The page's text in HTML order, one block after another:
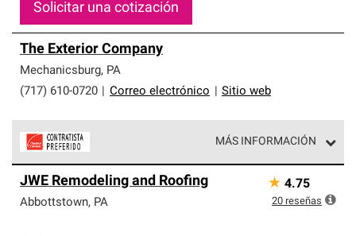
Solicitar una cotización
The Exterior Company
Mechanicsburg, PA
(717) 610-0720
Correo electrónico Sitio web
MÁS INFORMACIÓN
parte de una red exclusiva de profesionales de techos
que cumplen con altos estándares y requisitos estrictos
JWE Remodeling and Roofing
Abbottstown, PA
★ 4.75
20 reseñas